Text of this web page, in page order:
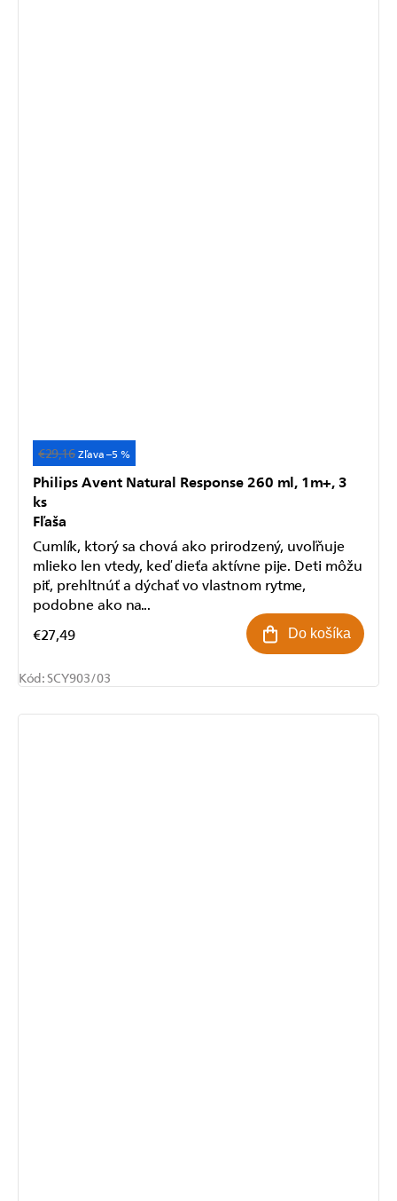
€29,16 –5 %
Philips Avent Natural Response 260 ml, 1m+, 3
ks
Fľaša
€27,49 Do košíka
Cumlík, ktorý sa chová ako prirodzený, uvoľňuje
mlieko len vtedy, keď dieťa aktívne pije. Deti môžu
piť, prehltnúť a dýchať vo vlastnom rytme,
podobne ako na...
Kód:SCY903/03